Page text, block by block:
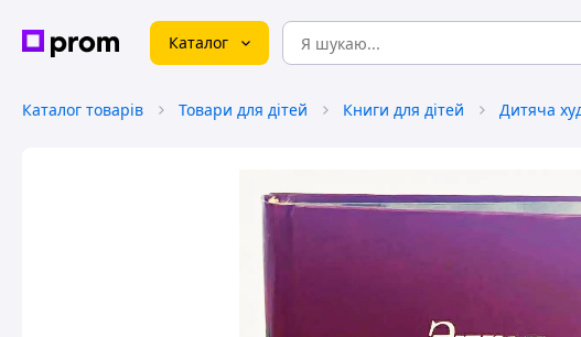
Каталог
Каталог товарів Товари для дітей Книги для дітей Дитяча